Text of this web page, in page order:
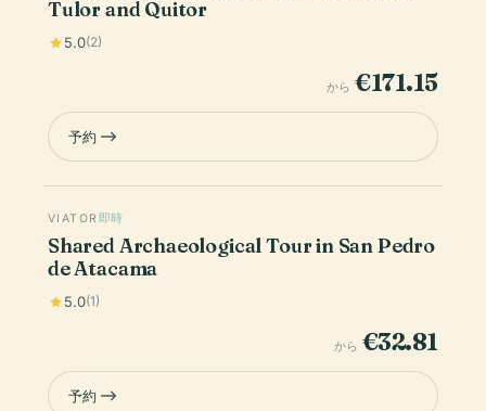
Tulor and Quitor
5.0(2)
から €171.15
予約
VIATOR 即時
Shared Archaeological Tour in San Pedro
de Atacama
5.0(1)
から €32.81
予約